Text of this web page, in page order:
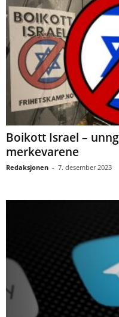
Boikott Israel –
merkevarene
Redaksjonen - 7. desember 2023